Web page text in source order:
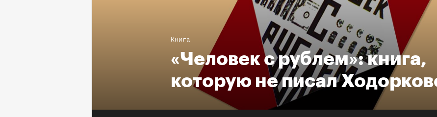
Книга
«Человек с рублем»: книга,
которую не писал